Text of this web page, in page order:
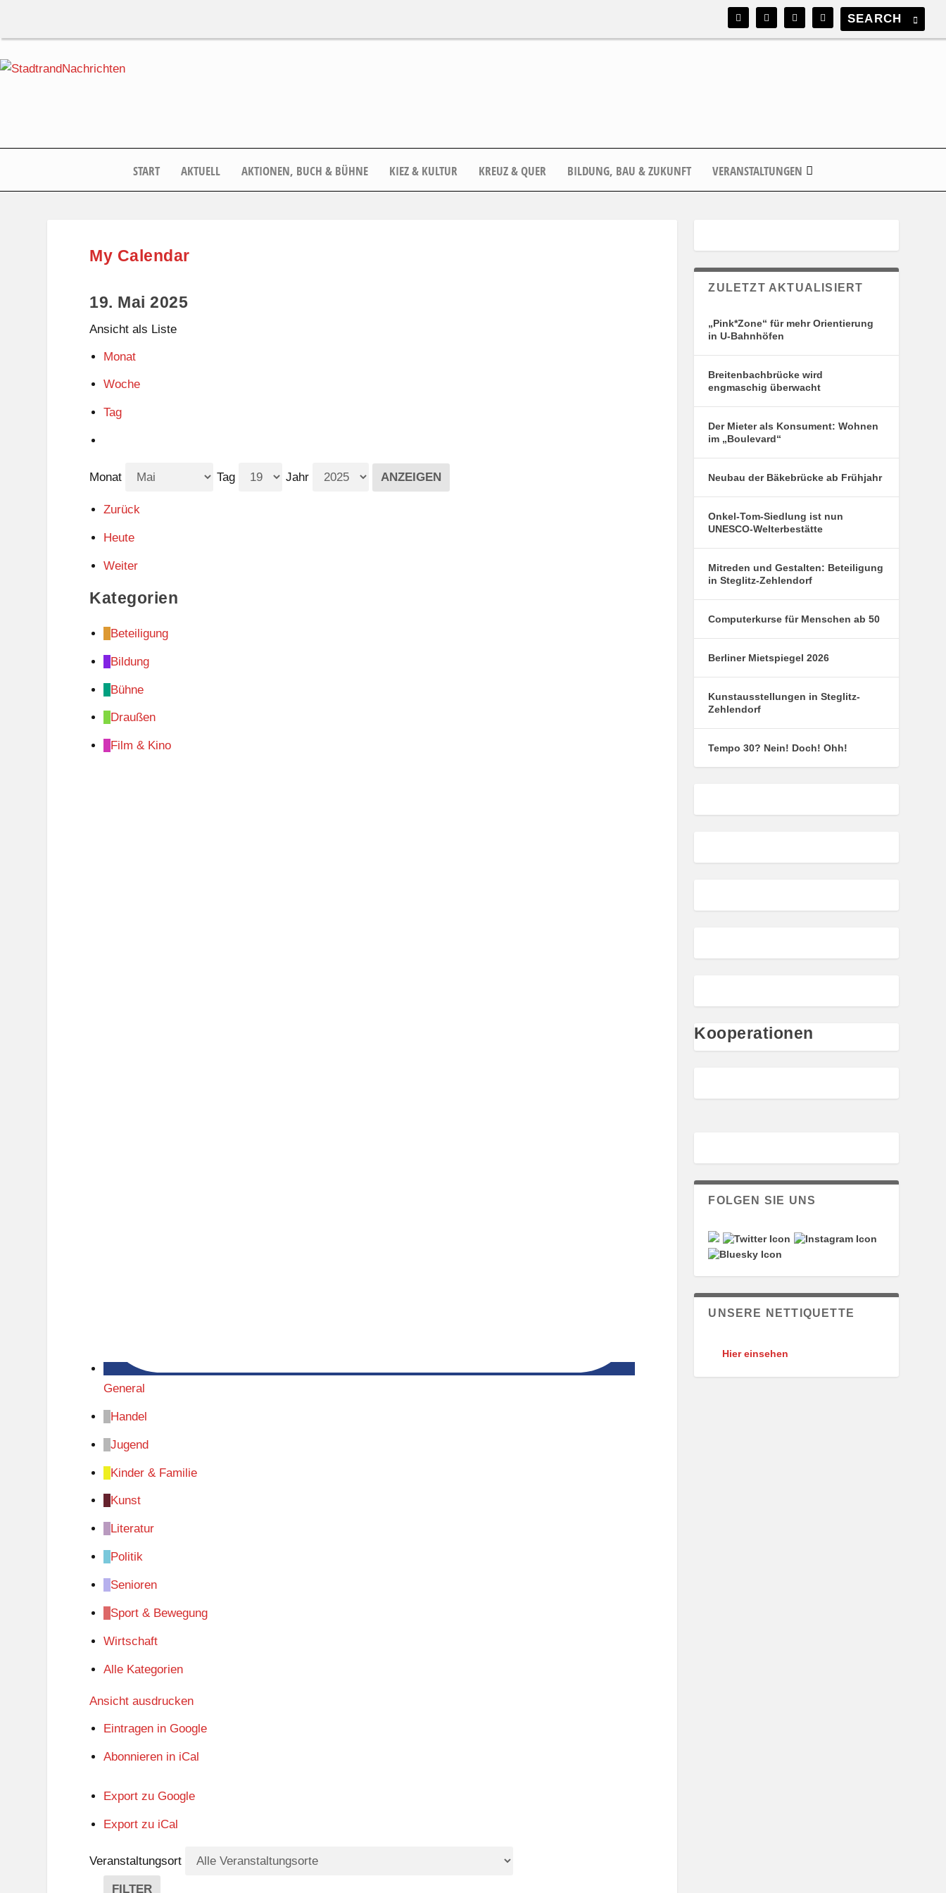
START AKTUELL AKTIONEN, BUCH & BÜHNE KIEZ & KULTUR KREUZ & QUER BILDUNG, BAU & ZUKUNFT VERANSTALTUNGEN
My Calendar
19. Mai 2025
Ansicht als Liste
Monat
Woche
Tag
Monat Tag Jahr
Zurück
Heute
Weiter
Kategorien
Beteiligung
Bildung
Bühne
Draußen
Film & Kino
General
Handel
Jugend
Kinder & Familie
Kunst
Literatur
Politik
Senioren
Sport & Bewegung
Wirtschaft
Alle Kategorien
Ansicht ausdrucken
Eintragen in Google
Abonnieren in iCal
Export zu Google
Export zu iCal
Veranstaltungsort
FILTER
ZULETZT AKTUALISIERT
„Pink*Zone“ für mehr Orientierung
in U-Bahnhöfen
Breitenbachbrücke wird
engmaschig überwacht
Der Mieter als Konsument: Wohnen
im „Boulevard“
Neubau der Bäkebrücke ab Frühjahr
Onkel-Tom-Siedlung ist nun
UNESCO-Welterbestätte
Mitreden und Gestalten: Beteiligung
in Steglitz-Zehlendorf
Computerkurse für Menschen ab 50
Berliner Mietspiegel 2026
Kunstausstellungen in Steglitz-
Zehlendorf
Tempo 30? Nein! Doch! Ohh!
Kooperationen
FOLGEN SIE UNS
UNSERE NETTIQUETTE
Hier einsehen